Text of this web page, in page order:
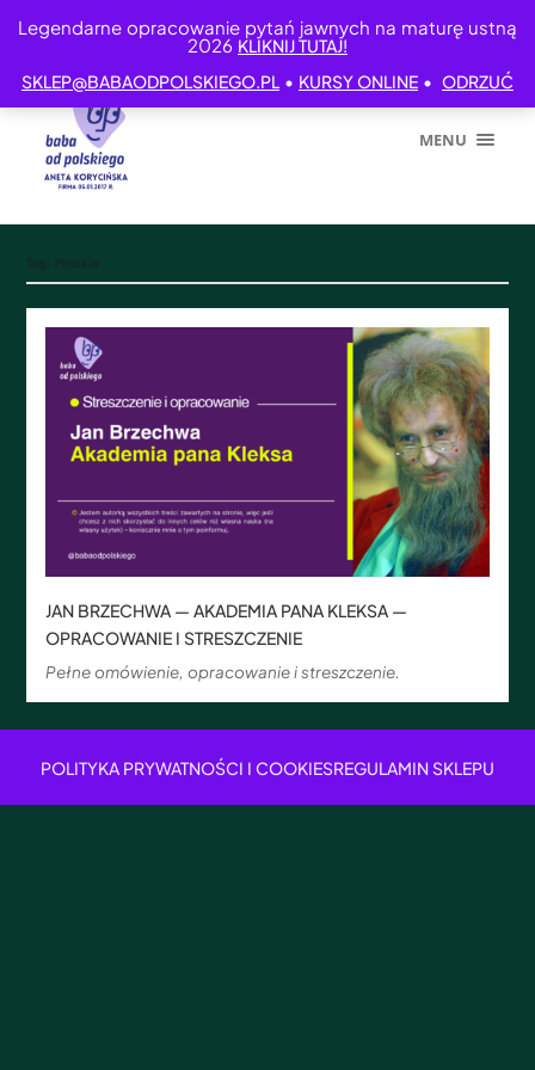
Legendarne opracowanie pytań jawnych na maturę ustną
2026 KLIKNIJ TUTAJ!
SKLEP@BABAODPOLSKIEGO.PL • KURSY ONLINE • ODRZUĆ
MENU
JAN BRZECHWA — AKADEMIA PANA KLEKSA —
OPRACOWANIE I STRESZCZENIE
Pełne omówienie, opracowanie i streszczenie.
POLITYKA PRYWATNOŚCI I COOKIESREGULAMIN SKLEPU